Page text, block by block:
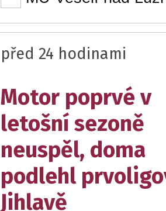
před 24 hodinami
Motor poprvé v
letošní sezoně
neuspěl, doma
podlehl
Jihlavě